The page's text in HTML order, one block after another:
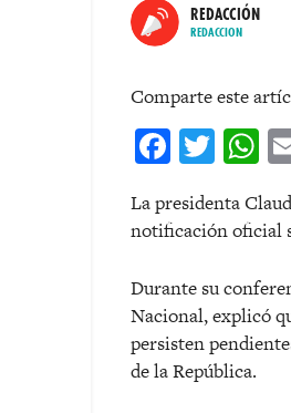
REDACCIÓN
REDACCION
Comparte este
La presidenta
notificación oficial
Durante su
Nacional, explicó
persisten
de la República.